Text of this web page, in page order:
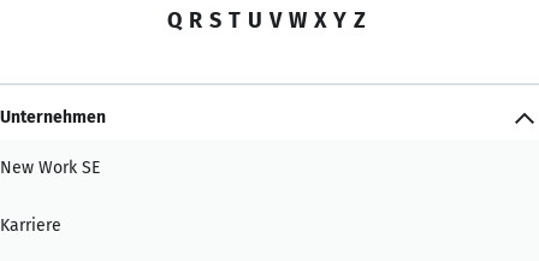
Q R S T U V W X Y Z
Unternehmen
New Work SE
Karriere